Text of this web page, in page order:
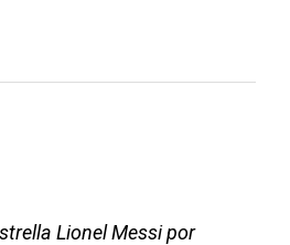
Lionel Messi por